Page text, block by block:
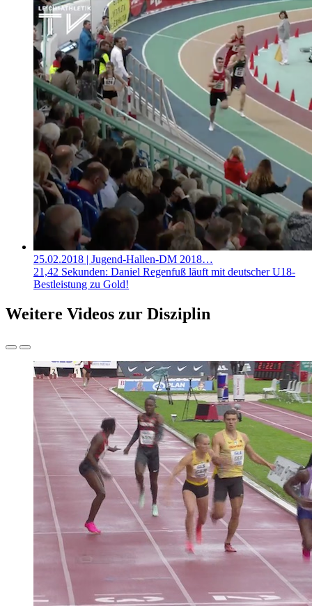
25.02.2018 | Jugend-Hallen-DM 2018…
21,42 Sekunden: Daniel Regenfuß läuft mit deutscher U18-
Bestleistung zu Gold!
Weitere Videos zur Disziplin